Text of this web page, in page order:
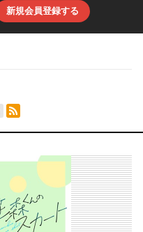
新規会員登録する
RSSフィード